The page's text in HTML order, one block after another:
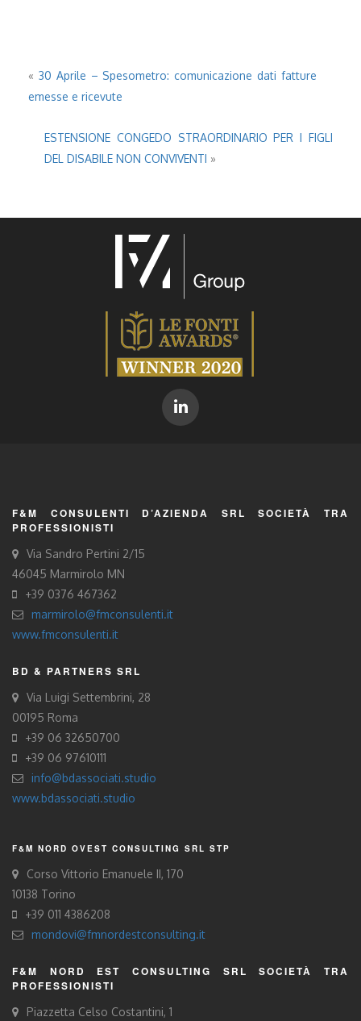
« 30 Aprile – Spesometro: comunicazione dati fatture
emesse e ricevute
ESTENSIONE CONGEDO STRAORDINARIO PER I FIGLI
DEL DISABILE NON CONVIVENTI »
F&M CONSULENTI D’AZIENDA SRL SOCIETÀ TRA
PROFESSIONISTI
Via Sandro Pertini 2/15
46045 Marmirolo MN
+39 0376 467362
marmirolo@fmconsulenti.it
www.fmconsulenti.it
BD & PARTNERS SRL
Via Luigi Settembrini, 28
00195 Roma
+39 06 32650700
+39 06 97610111
info@bdassociati.studio
www.bdassociati.studio
F&M NORD OVEST CONSULTING SRL STP
Corso Vittorio Emanuele II, 170
10138 Torino
+39 011 4386208
mondovi@fmnordestconsulting.it
F&M NORD EST CONSULTING SRL SOCIETÀ TRA
PROFESSIONISTI
Piazzetta Celso Costantini, 1